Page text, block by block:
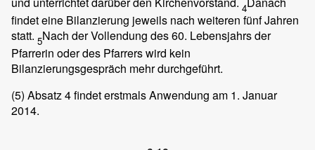
4
findet eine Bilanzierung jeweils nach weiteren fünf Jahren
statt. 5Nach der Vollendung des 60. Lebensjahrs der
Pfarrerin oder des Pfarrers wird kein
Bilanzierungsgespräch mehr durchgeführt.
(5) Absatz 4 findet erstmals Anwendung am 1. Januar
2014.